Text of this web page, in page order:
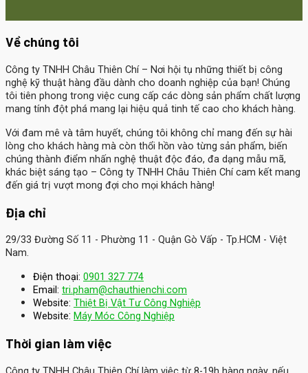
Về chúng tôi
Công ty TNHH Châu Thiên Chí– Nơi hội tụ những thiết bị công
nghệ kỹ thuật hàng đầu dành cho doanh nghiệp của bạn! Chúng
tôi tiên phong trong việc cung cấp các dòng sản phẩm chất lượng
mang tính đột phá mang lại hiệu quả tinh tế cao cho khách hàng.
Với đam mê và tâm huyết, chúng tôi không chỉ mang đến sự hài
lòng cho khách hàng mà còn thổi hồn vào từng sản phẩm, biến
chúng thành điểm nhấn nghệ thuật độc đáo, đa dạng mẫu mã,
khác biệt sáng tạo – Công ty TNHH Châu Thiên Chí cam kết mang
đến giá trị vượt mong đợi cho mọi khách hàng!
Địa chỉ
29/33 Đường Số 11 - Phường 11 - Quận Gò Vấp - Tp.HCM - Việt
Nam.
Điện thoại: 0901 327 774
Email: tri.pham@chauthienchi.com
Website: Thiệt Bị Vật Tư Công Nghiệp
Website: Máy Móc Công Nghiệp
Thời gian làm việc